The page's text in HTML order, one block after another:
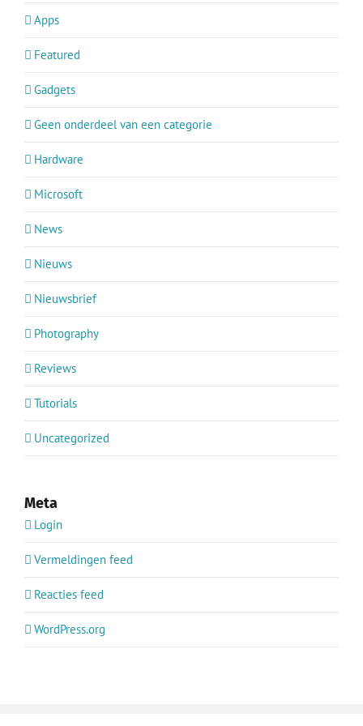
Apps
Featured
Gadgets
Geen onderdeel van een categorie
Hardware
Microsoft
News
Nieuws
Nieuwsbrief
Photography
Reviews
Tutorials
Uncategorized
Meta
Login
Vermeldingen feed
Reacties feed
WordPress.org